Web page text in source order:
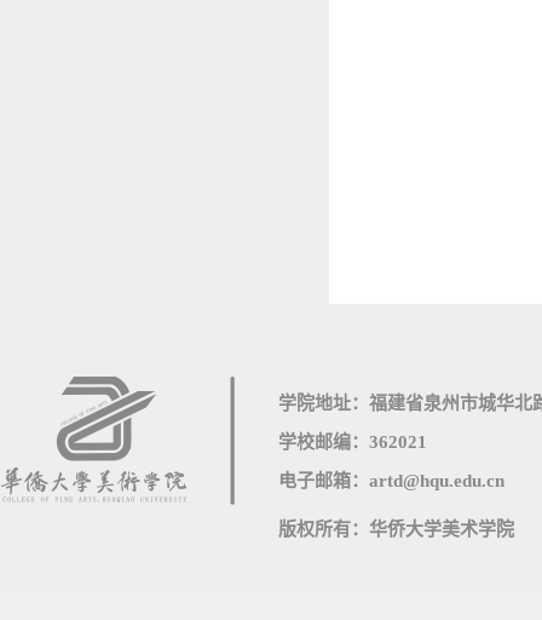
学院地址：福建省泉州市城华北
学校邮编：362021
电子邮箱：artd@hqu.edu.cn
版权所有：华侨大学美术学